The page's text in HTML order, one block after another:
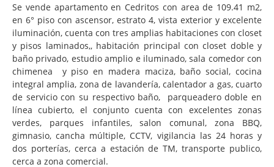
Se vende apartamento en Cedritos con area de 109.41 m2,
en 6° piso con ascensor, estrato 4, vista exterior y excelente
iluminación, cuenta con tres amplias habitaciones con closet
y pisos laminados,, habitación principal con closet doble y
baño privado, estudio amplio e iluminado, sala comedor con
chimenea y piso en madera maciza, baño social, cocina
integral amplia, zona de lavandería, calentador a gas, cuarto
de servicio con su respectivo baño, parqueadero doble en
línea cubierto, el conjunto cuenta con excelentes zonas
verdes, parques infantiles, salon comunal, zona BBQ,
gimnasio, cancha múltiple, CCTV, vigilancia las 24 horas y
dos porterías, cerca a estación de TM, transporte publico,
cerca a zona comercial.